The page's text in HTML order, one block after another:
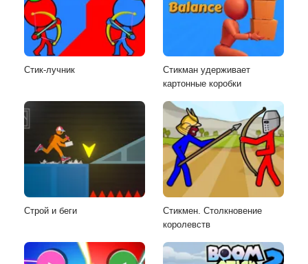
Стик-лучник
Стикман удерживает
картонные коробки
Строй и беги
Стикмен. Столкновение
королевств